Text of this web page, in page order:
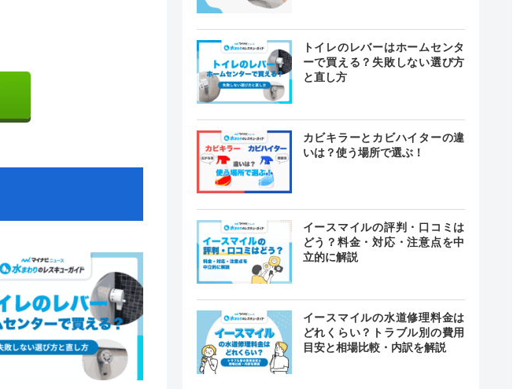
トイレのレバーはホームセンタ
ーで買える？失敗しない選び方
と直し方
カビキラーとカビハイターの違
いは？使う場所で選ぶ！
イースマイルの評判・口コミは
どう？料金・対応・注意点を中
立的に解説
イースマイルの水道修理料金は
どれくらい？トラブル別の費用
目安と相場比較・内訳を解説